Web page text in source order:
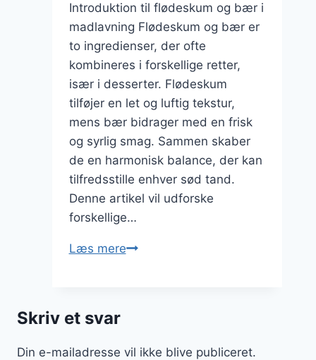
Introduktion til flødeskum og bær i
madlavning Flødeskum og bær er
to ingredienser, der ofte
kombineres i forskellige retter,
især i desserter. Flødeskum
tilføjer en let og luftig tekstur,
mens bær bidrager med en frisk
og syrlig smag. Sammen skaber
de en harmonisk balance, der kan
tilfredsstille enhver sød tand.
Denne artikel vil udforske
forskellige…
Læs mereEksperimenter
Skriv et svar
Din e-mailadresse vil ikke blive publiceret.